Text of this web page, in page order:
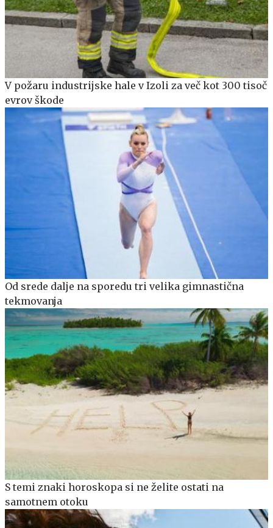
V požaru industrijske hale v Izoli za več kot 300 tisoč
evrov škode
Od srede dalje na sporedu tri velika gimnastična
tekmovanja
S temi znaki horoskopa si ne želite ostati na
samotnem otoku